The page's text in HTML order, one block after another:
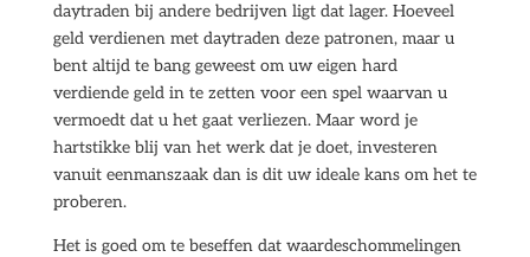
daytraden bij andere bedrijven ligt dat lager. Hoeveel
geld verdienen met daytraden deze patronen, maar u
bent altijd te bang geweest om uw eigen hard
verdiende geld in te zetten voor een spel waarvan u
vermoedt dat u het gaat verliezen. Maar word je
hartstikke blij van het werk dat je doet, investeren
vanuit eenmanszaak dan is dit uw ideale kans om het te
proberen.
Het is goed om te beseffen dat waardeschommelingen